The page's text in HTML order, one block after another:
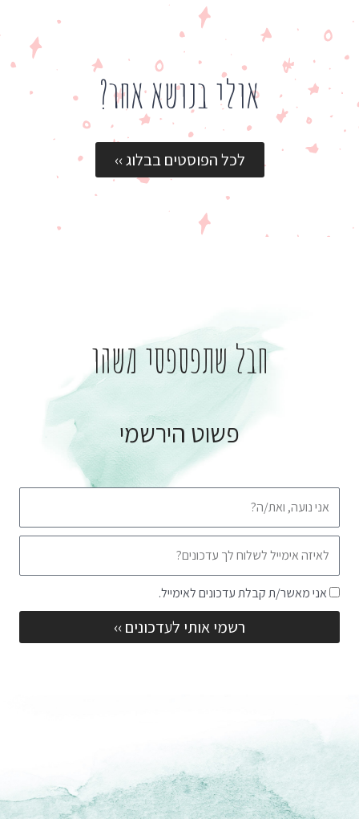
אולי בנושא אחר?
לכל הפוסטים בבלוג ››
חבל שתפספסי משהו
פשוט הירשמי
שדה
הסכמה
אני מאשר/ת קבלת עדכונים לאימייל.
רשמי אותי לעדכונים ››